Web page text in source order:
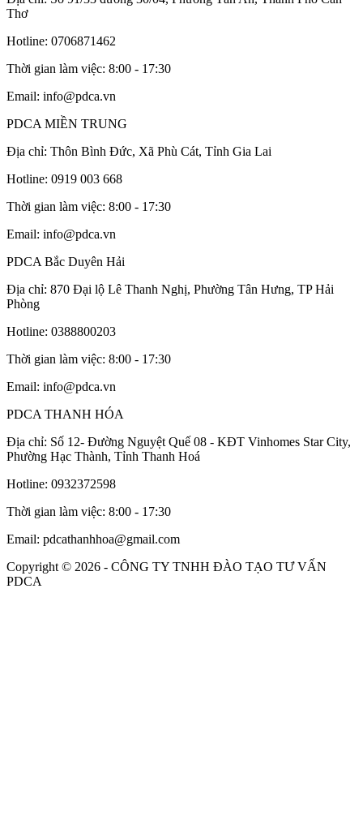
Thơ
Hotline: 0706871462
Thời gian làm việc: 8:00 - 17:30
Email: info@pdca.vn
PDCA MIỀN TRUNG
Địa chỉ: Thôn Bình Đức, Xã Phù Cát, Tỉnh Gia Lai
Hotline: 0919 003 668
Thời gian làm việc: 8:00 - 17:30
Email: info@pdca.vn
PDCA Bắc Duyên Hải
Địa chỉ: 870 Đại lộ Lê Thanh Nghị, Phường Tân Hưng, TP Hải
Phòng
Hotline: 0388800203
Thời gian làm việc: 8:00 - 17:30
Email: info@pdca.vn
PDCA THANH HÓA
Địa chỉ: Số 12- Đường Nguyệt Quế 08 - KĐT Vinhomes Star City,
Phường Hạc Thành, Tỉnh Thanh Hoá
Hotline: 0932372598
Thời gian làm việc: 8:00 - 17:30
Email: pdcathanhhoa@gmail.com
Copyright © 2026 - CÔNG TY TNHH ĐÀO TẠO TƯ VẤN
PDCA